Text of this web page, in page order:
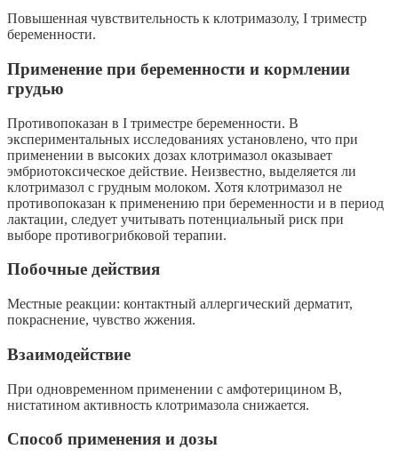
Повышенная чувствительность к клотримазолу, I триместр
беременности.
Применение при беременности и кормлении
грудью
Противопоказан в I триместре беременности. В
экспериментальных исследованиях установлено, что при
применении в высоких дозах клотримазол оказывает
эмбриотоксическое действие. Неизвестно, выделяется ли
клотримазол с грудным молоком. Хотя клотримазол не
противопоказан к применению при беременности и в период
лактации, следует учитывать потенциальный риск при
выборе противогрибковой терапии.
Побочные действия
Местные реакции: контактный аллергический дерматит,
покраснение, чувство жжения.
Взаимодействие
При одновременном применении с амфотерицином В,
нистатином активность клотримазола снижается.
Способ применения и дозы